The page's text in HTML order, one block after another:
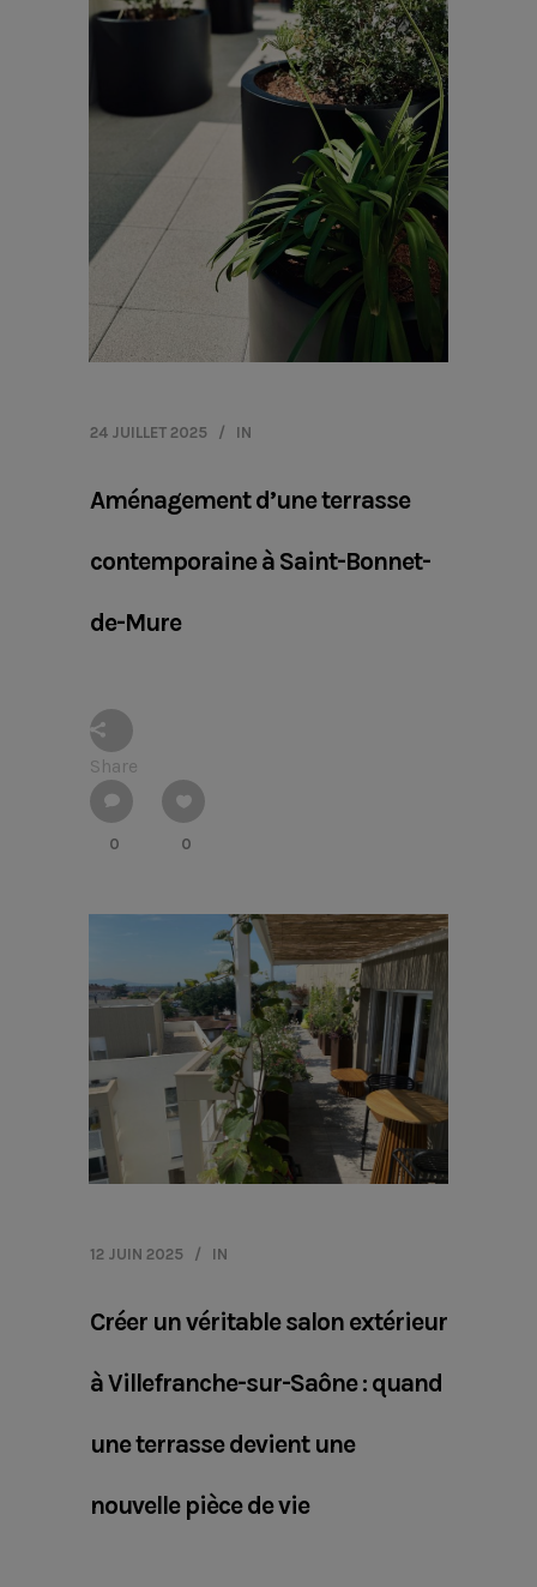
24 JUILLET 2025 IN
Aménagement d’une terrasse
contemporaine à Saint-Bonnet-
de-Mure
Share
0 0
12 JUIN 2025 IN
Créer un véritable salon extérieur
à Villefranche-sur-Saône : quand
une terrasse devient une
nouvelle pièce de vie